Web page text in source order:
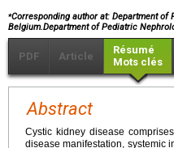
⁎Corresponding author at: Department of
Belgium.Department of Pediatric
PDF Article
Résumé
Mots clés
Abstract
Cystic kidney disease
disease manifestation, systemic